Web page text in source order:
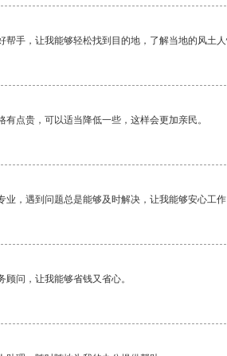
帮手，让我能够轻松找到目的地，了解当地的风土
有点贵，可以适当降低一些，这样会更加亲民。
业，遇到问题总是能够及时解决，让我能够安心工
问，让我能够省钱又省心。